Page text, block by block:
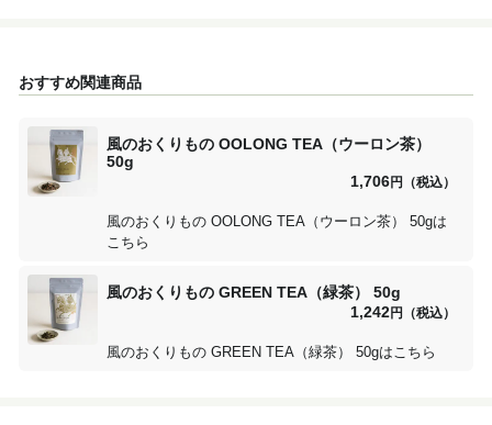
おすすめ関連商品
風のおくりもの OOLONG TEA（ウーロン茶）
50g
1,706円（税込）
風のおくりもの OOLONG TEA（ウーロン茶） 50gは
こちら
風のおくりもの GREEN TEA（緑茶） 50g
1,242円（税込）
風のおくりもの GREEN TEA（緑茶） 50gはこちら